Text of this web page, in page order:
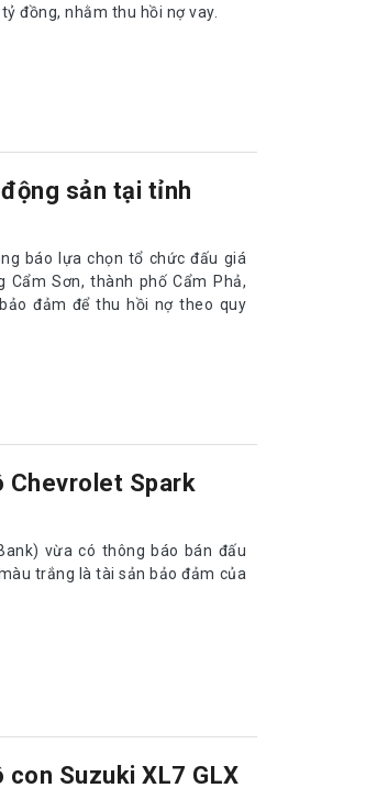
đồng, nhằm thu hồi nợ vay.
sản tại tỉnh
báo lựa chọn tổ chức đấu giá
Sơn, thành phố Cẩm Phả,
đảm để thu hồi nợ theo quy
Chevrolet Spark
vừa có thông báo bán đấu
trắng là tài sản bảo đảm của
Suzuki XL7 GLX